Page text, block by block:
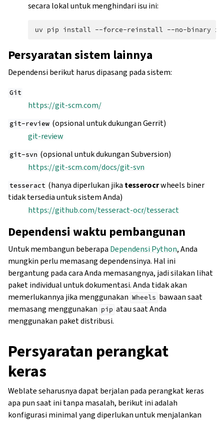
secara lokal untuk menghindari isu ini:
uv pip install --force-reinstall --no-binary
Persyaratan sistem lainnya
Dependensi berikut harus dipasang pada sistem:
Git
https://git-scm.com/
git-review (opsional untuk dukungan Gerrit)
git-review
git-svn (opsional untuk dukungan Subversion)
https://git-scm.com/docs/git-svn
tesseract (hanya diperlukan jika tesserocrwheels biner
tidak tersedia untuk sistem Anda)
https://github.com/tesseract-ocr/tesseract
Dependensi waktu pembangunan
Untuk membangun beberapa Dependensi Python, Anda
mungkin perlu memasang dependensinya. Hal ini
bergantung pada cara Anda memasangnya, jadi silakan lihat
paket individual untuk dokumentasi. Anda tidak akan
memerlukannya jika menggunakan Wheels bawaan saat
memasang menggunakan pip atau saat Anda
menggunakan paket distribusi.
Persyaratan perangkat
keras
Weblate seharusnya dapat berjalan pada perangkat keras
apa pun saat ini tanpa masalah, berikut ini adalah
konfigurasi minimal yang diperlukan untuk menjalankan